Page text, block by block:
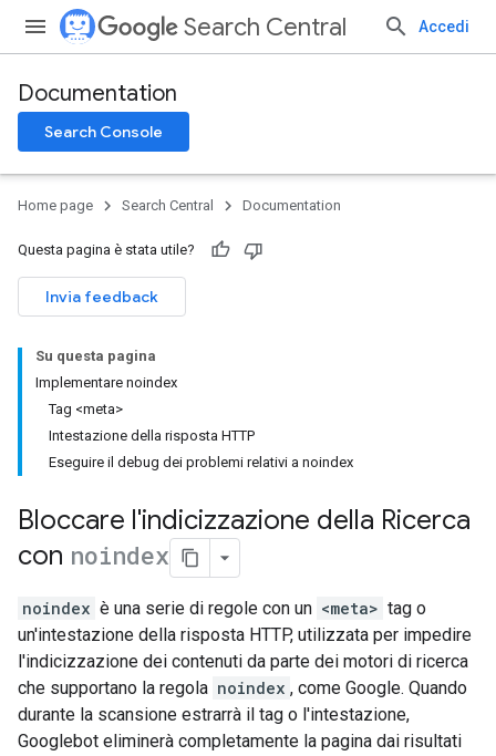
Search Central Accedi
Documentation
Search Console
Home page Search Central Documentation
Questa pagina è stata utile?
Invia feedback
Su questa pagina
Implementare noindex
Tag <meta>
Intestazione della risposta HTTP
Eseguire il debug dei problemi relativi a noindex
Bloccare l'indicizzazione della Ricerca
con noindex
noindex è una serie di regole con un <meta> tag o
un'intestazione della risposta HTTP, utilizzata per impedire
l'indicizzazione dei contenuti da parte dei motori di ricerca
che supportano la regola noindex , come Google. Quando
durante la scansione estrarrà il tag o l'intestazione,
Googlebot eliminerà completamente la pagina dai risultati